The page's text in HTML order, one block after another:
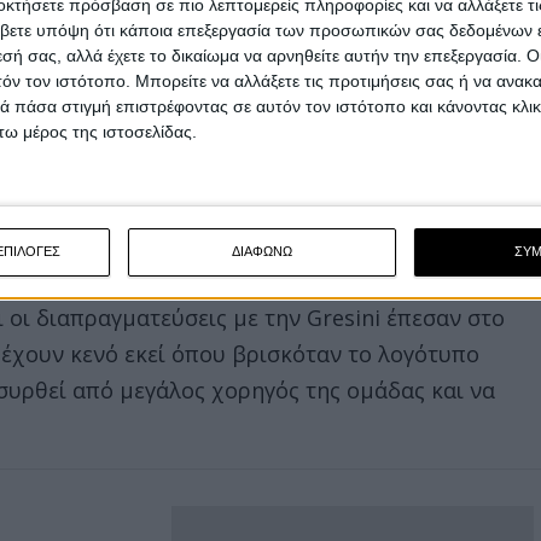
πρόσβαση σε πιο λεπτομερείς πληροφορίες και να αλλάξετε
υπόψη ότι κάποια επεξεργασία των προσωπικών σας δεδομένων
σας, αλλά έχετε το δικαίωμα να αρνηθείτε αυτήν την επεξεργασία.
τον ιστότοπο. Μπορείτε να αλλάξετε τις προτιμήσεις σας ή να
στιγμή επιστρέφοντας σε αυτόν τον ιστότοπο και κάνοντας
μέρος της ιστοσελίδας.
ΔΙΑΦΩΝΩ
του Motegi."
φωτογραφίες σχετικές με τη χώρα που
μου να φανώ ασεβής ή να προσβάλλω το κοινό
χειρονομία και την έχω μετανιώσει. Ξανά
και να συνεχίσω να έχω την
διαπραγματεύσεις με την Gresini έπεσαν στο
έχουν κενό εκεί όπου βρισκόταν το λογότυπο
από μεγάλος χορηγός της ομάδας και να